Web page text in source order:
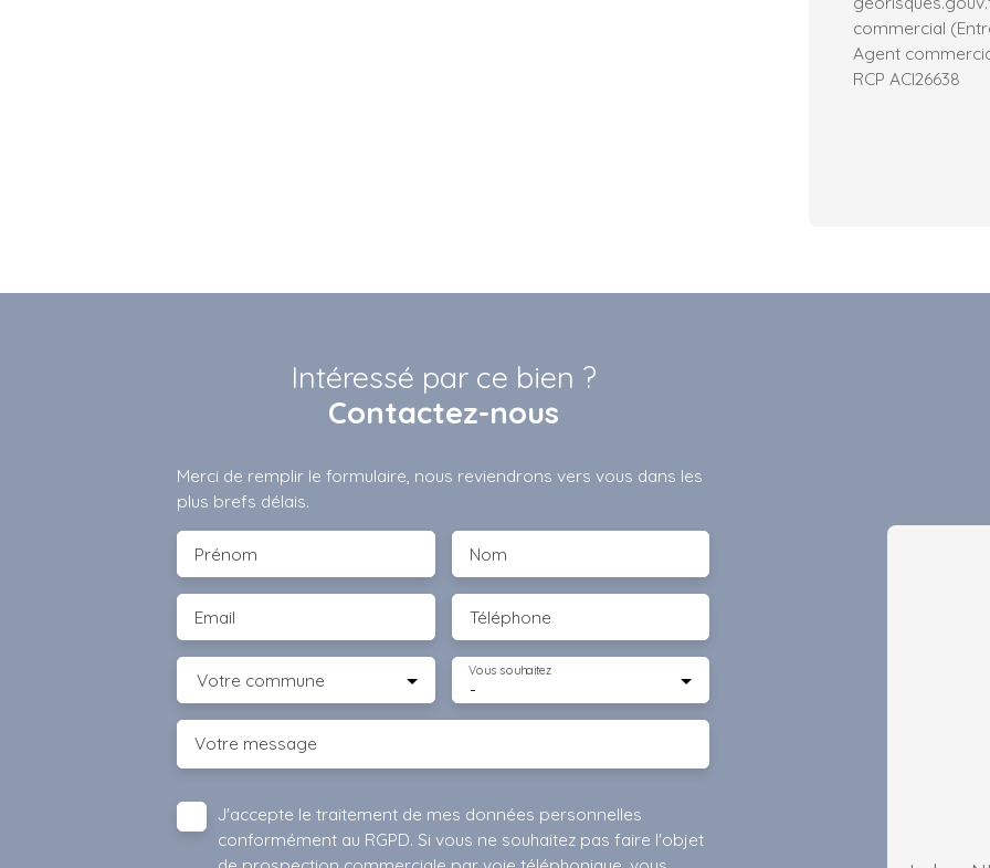
commercial
Agent
RCP ACI26638
Intéressé par ce bien ?
Contactez-nous
Merci de remplir le formulaire, nous reviendrons vers vous dans les
plus brefs délais.
Prénom Nom
Email Téléphone
Votre commune -
Vous souhaitez
Votre message
J'accepte le traitement de mes données personnelles
conformément au RGPD. Si vous ne souhaitez pas faire l'objet